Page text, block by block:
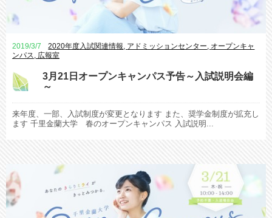
2019/3/7 2020年度入試関連情報 アドミッションセンター オープンキャ
ンパス
広報室
3月21日オープンキャンパス予告～入試説明会編
～
来年度、一部、入試制度が変更となります また、奨学金制度が拡充し
ます 千里金蘭大学 春のオープンキャンパス 入試説明...